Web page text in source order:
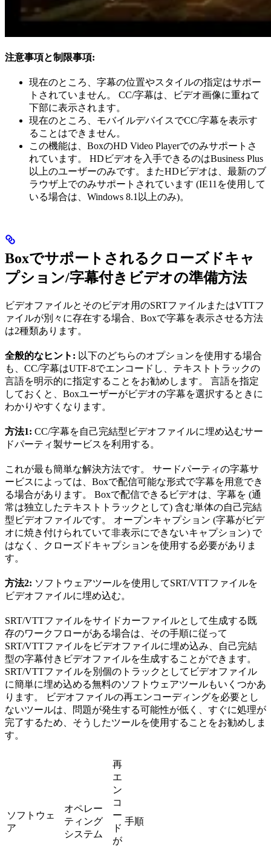
注意事項と制限事項:
現在のところ、字幕の位置やスタイルの指定はサポー
トされていません。 CC/字幕は、ビデオ画像に重ねて
下部に表示されます。
現在のところ、モバイルデバイスでCC/字幕を表示す
ることはできません。
この機能は、BoxのHD Video Playerでのみサポートさ
れています。 HDビデオを入手できるのはBusiness Plus
以上のユーザーのみです。またHDビデオは、最新のブ
ラウザ上でのみサポートされています (IE11を使用して
いる場合は、Windows 8.1以上のみ)。
Boxでサポートされるクローズドキャ
プション/字幕付きビデオの準備方法
ビデオファイルとそのビデオ用のSRTファイルまたはVTTフ
ァイルが別々に存在する場合、Boxで字幕を表示させる方法
は2種類あります。
全般的なヒント: 以下のどちらのオプションを使用する場合
も、CC/字幕はUTF-8でエンコードし、テキストトラックの
言語を明示的に指定することをお勧めします。 言語を指定
しておくと、Boxユーザーがビデオの字幕を選択するときに
わかりやすくなります。
方法1: CC/字幕を自己完結型ビデオファイルに埋め込むサー
ドパーティ製サービスを利用する。
これが最も簡単な解決方法です。 サードパーティの字幕サ
ービスによっては、Boxで配信可能な形式で字幕を用意でき
る場合があります。 Boxで配信できるビデオは、字幕を (通
常は独立したテキストトラックとして) 含む単体の自己完結
型ビデオファイルです。 オープンキャプション (字幕がビデ
オに焼き付けられていて非表示にできないキャプション) で
はなく、クローズドキャプションを使用する必要がありま
す。
方法2: ソフトウェアツールを使用してSRT/VTTファイルを
ビデオファイルに埋め込む。
SRT/VTTファイルをサイドカーファイルとして生成する既
存のワークフローがある場合は、その手順に従って
SRT/VTTファイルをビデオファイルに埋め込み、自己完結
型の字幕付きビデオファイルを生成することができます。
SRT/VTTファイルを別個のトラックとしてビデオファイル
に簡単に埋め込める無料のソフトウェアツールもいくつかあ
ります。 ビデオファイルの再エンコーディングを必要とし
ないツールは、問題が発生する可能性が低く、すぐに処理が
完了するため、そうしたツールを使用することをお勧めしま
す。
ソフトウェ
ア
オペレー
ティング
システム
再
エ
ン
コ
ー
ド
が
手順